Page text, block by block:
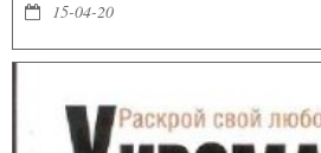
15-04-20